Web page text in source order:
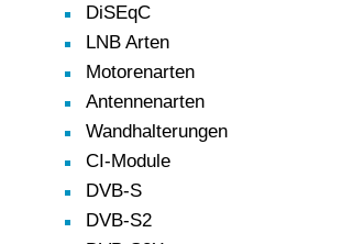
DiSEqC
LNB Arten
Motorenarten
Antennenarten
Wandhalterungen
CI-Module
DVB-S
DVB-S2